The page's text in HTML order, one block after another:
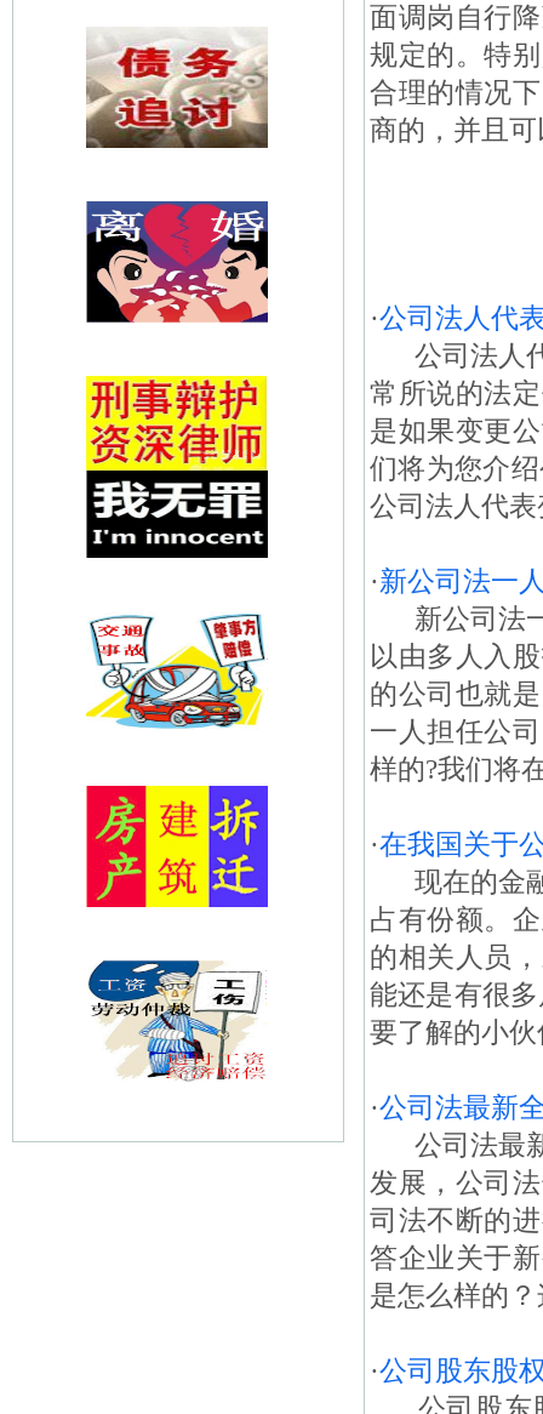
面调岗自行
规定的。特
合理的情况
商的，并且
·公司法人代
公司法人代
常所说的法
是如果变更
们将为您介
公司法人代
·新公司法一
新公司法一
以由多人入
的公司也就
一人担任公
样的?我们将
·在我国关于
现在的金融
占有份额。
的相关人员
能还是有很
要了解的小
·公司法最新
公司法最新
发展，公司
司法不断的
答企业关于
是怎么样的
·公司股东股